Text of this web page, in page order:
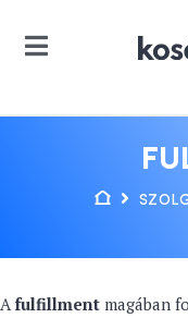
A fulfillment magában